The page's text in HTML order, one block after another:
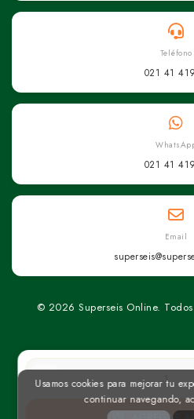
Teléfono
021 41
021 41
Email
© 2026 Superseis Online.
Usamos cookies para mejorar tu
continuar navegando,